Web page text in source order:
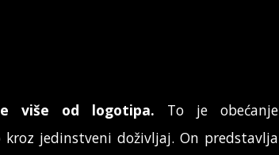
više od logotipa. To je obećanje
kroz jedinstveni doživljaj. On predstavlja